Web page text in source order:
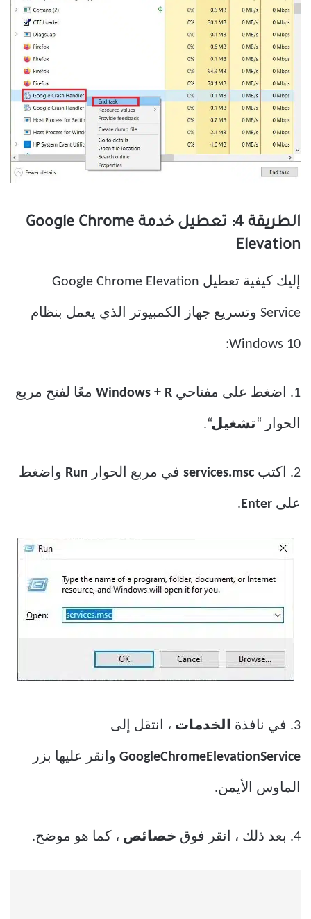
الطريقة 4: تعطيل خدمة Google Chrome
Elevation
إليك كيفية تعطيل Google Chrome Elevation
Service وتسريع جهاز الكمبيوتر الذي يعمل بنظام
Windows 10:
1. اضغط على مفتاحي معًا لفتح مربع
الحوار “ تشغيل“.
2. اكتب في مربع الحوار Run واضغط
على Enter
.
3. في نافذة الخدمات ، انتقل إلى
GoogleChromeElevationService وانقر عليها بزر
الماوس الأيمن.
4. بعد ذلك ، انقر فوق خصائص ، كما هو موضح.